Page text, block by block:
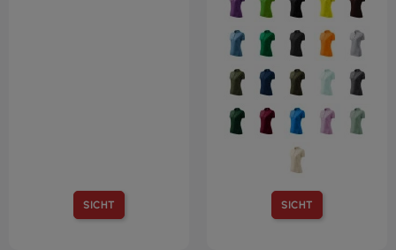
SICHT SICHT